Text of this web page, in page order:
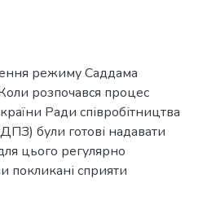
режиму Саддама
розпочався процес
Ради співробітництва
були готові надавати
цього регулярно
покликані сприяти